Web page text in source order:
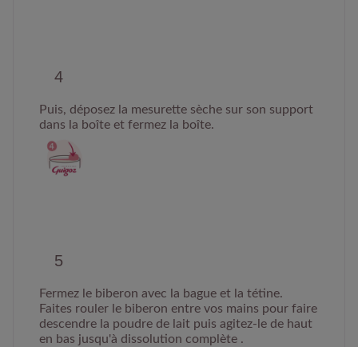
Puis, déposez la mesurette sèche sur son support
dans la boîte et fermez la boîte.
Fermez le biberon avec la bague et la tétine.
Faites rouler le biberon entre vos mains pour faire
descendre la poudre de lait puis agitez-le de haut
en bas jusqu'à dissolution complète .